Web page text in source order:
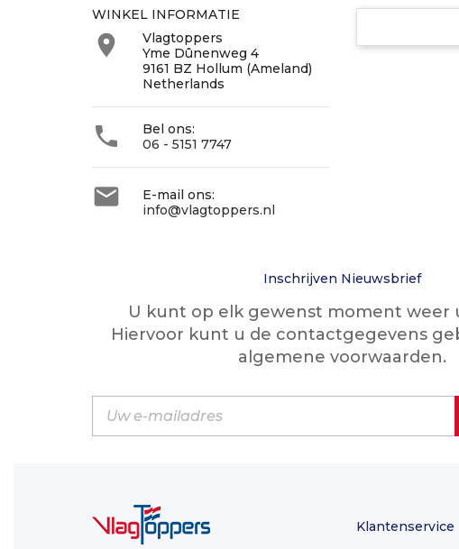
WINKEL INFORMATIE

Vlagtoppers
Yme Dûnenweg 4
9161 BZ Hollum (Ameland)
Netherlands

Bel ons:
06 - 5151 7747

E-mail ons:
info@vlagtoppers.nl
Inschrijven Nieuwsbrief
U kunt op elk gewenst moment weer
Hiervoor kunt u de contactgegevens
algemene voorwaarden.
Klantenservice